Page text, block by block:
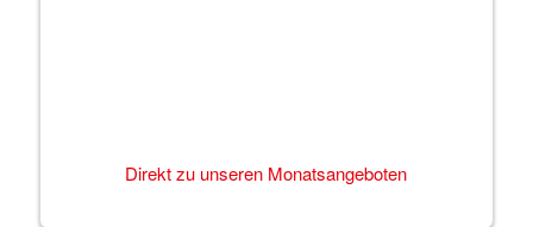
Direkt zu unseren Monatsangeboten